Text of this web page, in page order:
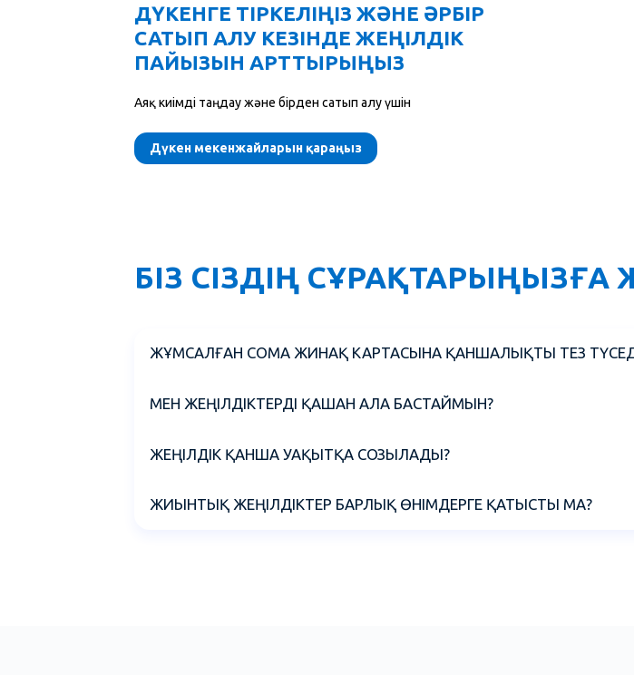
ДҮКЕНГЕ ТІРКЕЛІҢІЗ ЖӘНЕ ӘРБІР
САТЫП АЛУ КЕЗІНДЕ ЖЕҢІЛДІК
ПАЙЫЗЫН АРТТЫРЫҢЫЗ
Аяқ киімді таңдау және бірден сатып алу үшін
Дүкен мекенжайларын қараңыз
БІЗ СІЗДІҢ СҰРАҚТАРЫҢЫЗҒА
ЖҰМСАЛҒАН СОМА ЖИНАҚ КАРТАСЫНА ҚАНШАЛЫҚТЫ ТЕЗ
МЕН ЖЕҢІЛДІКТЕРДІ ҚАШАН АЛА БАСТАЙМЫН?
ЖЕҢІЛДІК ҚАНША УАҚЫТҚА СОЗЫЛАДЫ?
төмендейді.
ЖИЫНТЫҚ ЖЕҢІЛДІКТЕР БАРЛЫҚ ӨНІМДЕРГЕ ҚАТЫСТЫ МА?